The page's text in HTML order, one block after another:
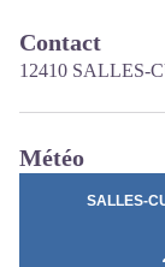
Contact
12410 SALLES-
Météo